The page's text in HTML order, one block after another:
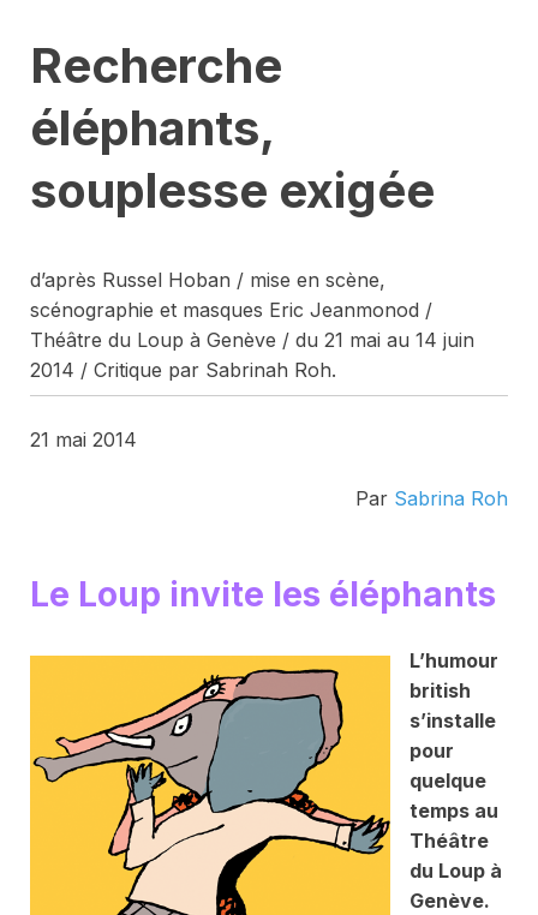
Recherche
éléphants,
souplesse exigée
d’après Russel Hoban / mise en scène,
scénographie et masques Eric Jeanmonod /
Théâtre du Loup à Genève / du 21 mai au 14 juin
2014 / Critique par Sabrinah Roh.
21 mai 2014
Par Sabrina Roh
Le Loup invite les éléphants
L’humour
british
s’installe
pour
quelque
temps au
Théâtre
du Loup à
Genève.